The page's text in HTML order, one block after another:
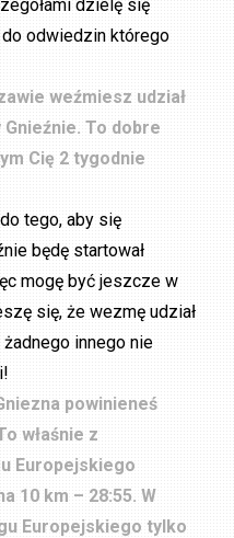
dzielę się
do odwiedzin którego
weźmiesz udział
To dobre
Cię 2 tygodnie
tego, aby się
będę startował
mogę być jeszcze w
się, że wezmę udział
innego nie
powinieneś
właśnie z
Europejskiego
10 km – 28:55. W
Europejskiego tylko